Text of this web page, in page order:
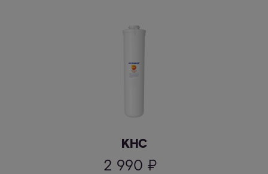
KHC
2 990 ₽